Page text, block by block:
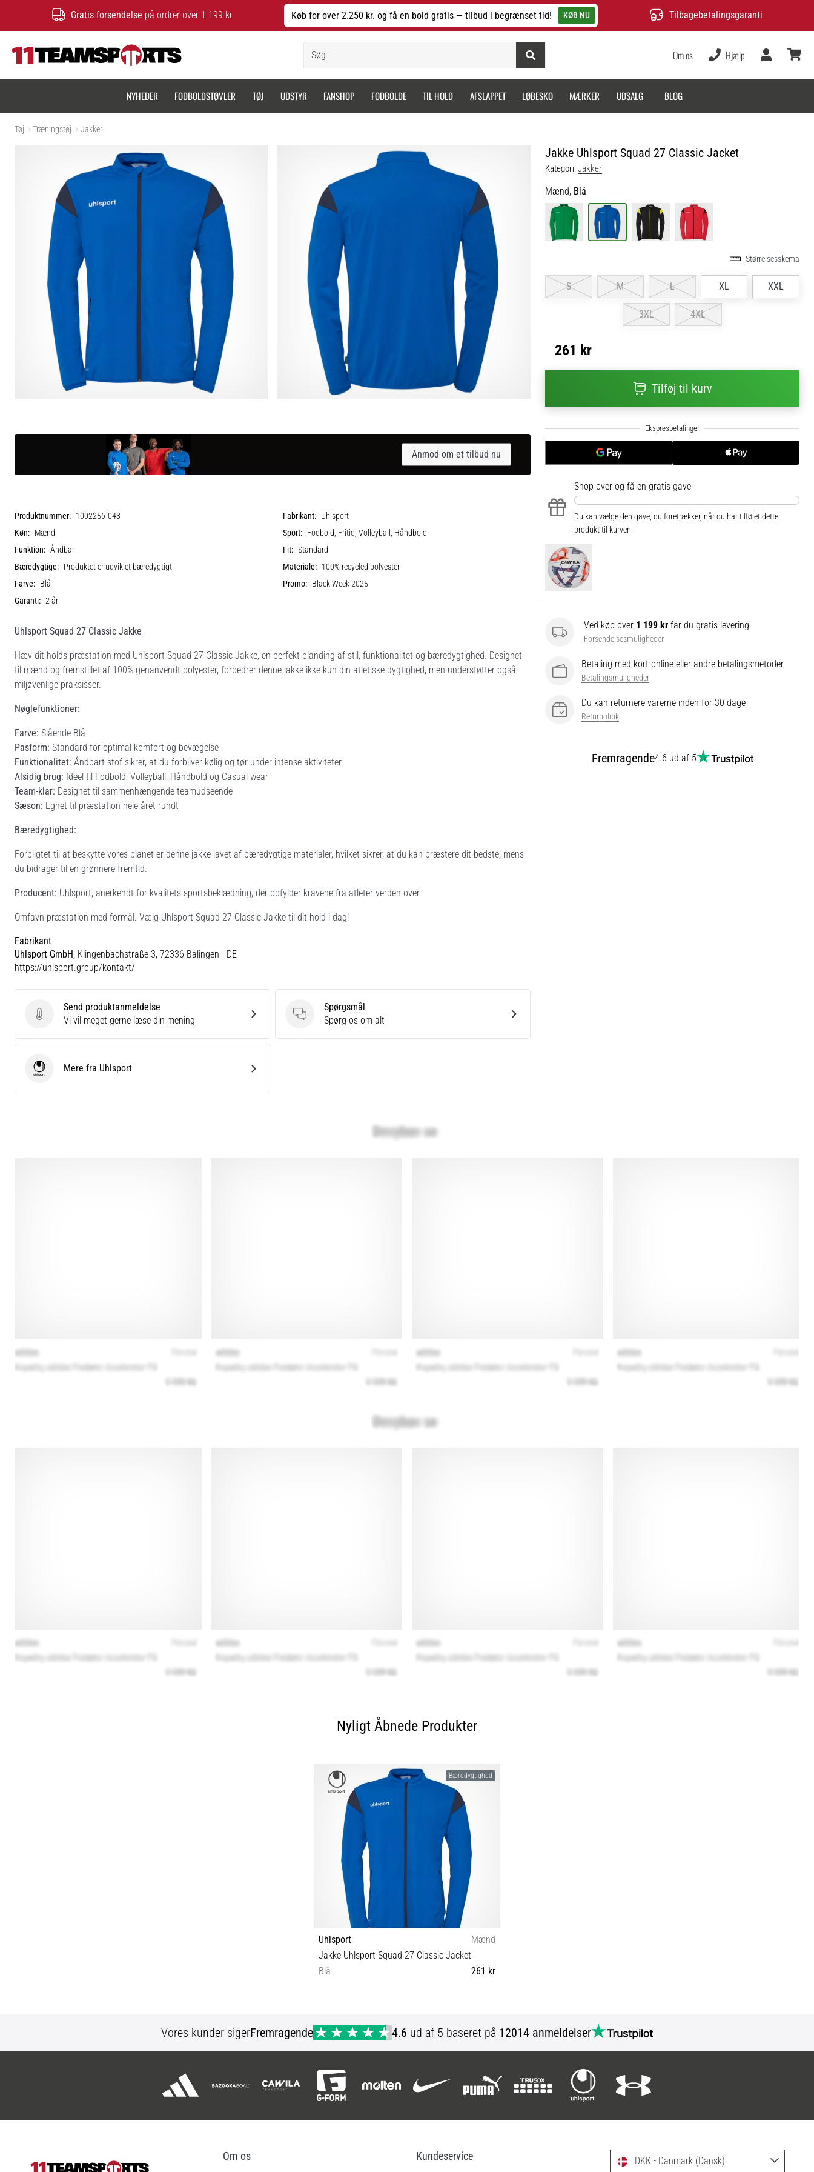
Gratis forsendelse på ordrer over 1 199 kr Køb for over 2.250 kr. og få en bold gratis — tilbud i begrænset tid! KØB NU Tilbagebetalingsgaranti
Om os Hjælp
Bruger
NYHEDER FODBOLDSTØVLER TØJ UDSTYR FANSHOP FODBOLDE TIL HOLD AFSLAPPET LØBESKO MÆRKER UDSALG BLOG
Tøj Træningstøj Jakker
Jakke Uhlsport Squad 27 Classic Jacket
Kategori:Jakker
Mænd, Blå
Størrelsesskema
S M L XL XXL
3XL 4XL
261 kr
Tilføj til kurv
Shop over og få en gratis gave
Du kan vælge den gave, du foretrækker, når du har tilføjet dette
produkt til kurven.
Ved køb over 1 199 kr får du gratis levering
Forsendelsesmuligheder
Betaling med kort online eller andre betalingsmetoder
Betalingsmuligheder
Du kan returnere varerne inden for 30 dage
Returpolitik
Fremragende4.6 ud af 5
Anmod om et tilbud nu
Produktnummer: 1002256-043 Fabrikant: Uhlsport
Køn: Mænd Sport: Fodbold, Fritid, Volleyball, Håndbold
Funktion: Åndbar Fit: Standard
Bæredygtige: Produktet er udviklet bæredygtigt Materiale: 100% recycled polyester
Farve: Blå Promo: Black Week 2025
Garanti: 2 år
Uhlsport Squad 27 Classic Jakke
Hæv dit holds præstation med Uhlsport Squad 27 Classic Jakke, en perfekt blanding af stil, funktionalitet og bæredygtighed. Designet
til mænd og fremstillet af 100% genanvendt polyester, forbedrer denne jakke ikke kun din atletiske dygtighed, men understøtter også
miljøvenlige praksisser.
Nøglefunktioner:
Farve: Slående Blå
Pasform: Standard for optimal komfort og bevægelse
Funktionalitet: Åndbart stof sikrer, at du forbliver kølig og tør under intense aktiviteter
Alsidig brug: Ideel til Fodbold, Volleyball, Håndbold og Casual wear
Team-klar: Designet til sammenhængende teamudseende
Sæson: Egnet til præstation hele året rundt
Bæredygtighed:
Forpligtet til at beskytte vores planet er denne jakke lavet af bæredygtige materialer, hvilket sikrer, at du kan præstere dit bedste, mens
du bidrager til en grønnere fremtid.
Producent: Uhlsport, anerkendt for kvalitets sportsbeklædning, der opfylder kravene fra atleter verden over.
Omfavn præstation med formål. Vælg Uhlsport Squad 27 Classic Jakke til dit hold i dag!
Fabrikant
Uhlsport GmbH, Klingenbachstraße 3, 72336 Balingen - DE
https://uhlsport.group/kontakt/
Send produktanmeldelse
Send produktanmeldelse
Vi vil meget gerne læse din mening
Spørgsmål
Spørgsmål
Spørg os om alt
UhlsportMere fra Uhlsport
Nyligt Åbnede Produkter
Bæredygtighed
Uhlsport
Mænd
Jakke Uhlsport Squad 27 Classic Jacket
Blå
261 kr
Vores kunder sigerFremragende 4.6 ud af 5 baseret på 12014 anmeldelser
Om os Kundeservice DKK - Danmark (Dansk)